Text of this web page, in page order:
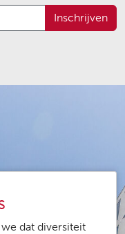
Inschrijven
dat diversiteit